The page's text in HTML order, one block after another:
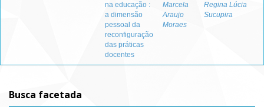
na educação :
a dimensão
pessoal da
reconfiguração
das práticas
docentes
Marcela
Araujo
Moraes
Regina Lúcia
Sucupira
Busca facetada